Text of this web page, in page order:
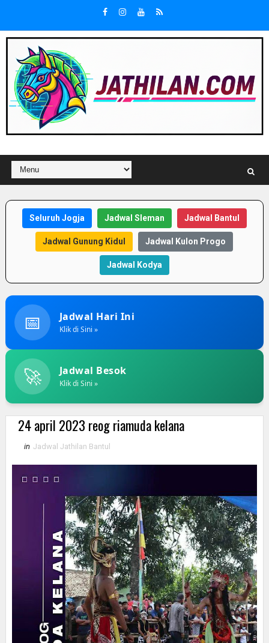
Seluruh Jogja Jadwal Sleman Jadwal Bantul
Jadwal Gunung Kidul Jadwal Kulon Progo
Jadwal Kodya
📅 Jadwal Hari Ini
Klik di Sini »
🚀 Jadwal Besok
Klik di Sini »
24 april 2023 reog riamuda kelana
in Jadwal Jathilan Bantul